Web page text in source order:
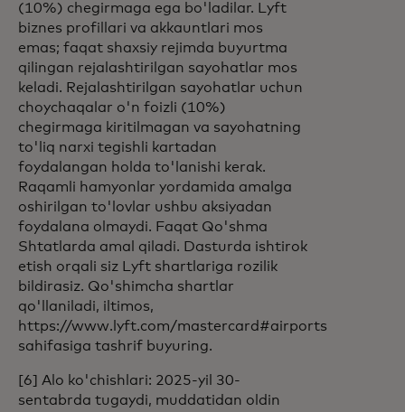
(10%) chegirmaga ega bo'ladilar. Lyft
biznes profillari va akkauntlari mos
emas; faqat shaxsiy rejimda buyurtma
qilingan rejalashtirilgan sayohatlar mos
keladi. Rejalashtirilgan sayohatlar uchun
choychaqalar o'n foizli (10%)
chegirmaga kiritilmagan va sayohatning
to'liq narxi tegishli kartadan
foydalangan holda to'lanishi kerak.
Raqamli hamyonlar yordamida amalga
oshirilgan to'lovlar ushbu aksiyadan
foydalana olmaydi. Faqat Qo'shma
Shtatlarda amal qiladi. Dasturda ishtirok
etish orqali siz Lyft shartlariga rozilik
bildirasiz. Qo'shimcha shartlar
qo'llaniladi, iltimos,
https://www.lyft.com/mastercard#airports
sahifasiga tashrif buyuring.
[6] Alo ko'chishlari: 2025-yil 30-
sentabrda tugaydi, muddatidan oldin